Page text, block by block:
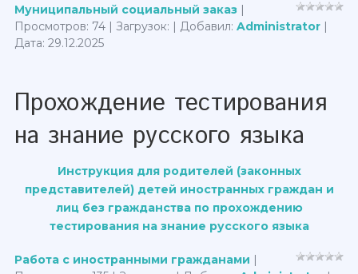
Муниципальный социальный заказ |
Просмотров: 74 | Загрузок: | Добавил: Administrator |
Дата: 29.12.2025
Прохождение тестирования
на знание русского языка
Инструкция для родителей (законных
представителей) детей иностранных граждан и
лиц без гражданства по прохождению
тестирования на знание русского языка
Работа с иностранными гражданами |